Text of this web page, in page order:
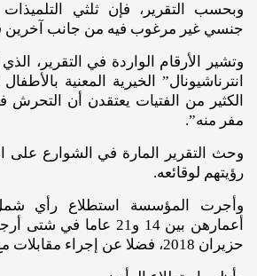
وبحسب التقرير، فإن ثلثي
جنسي غير مرغوب فيه من جانب آخرين
وتشير الأرقام الواردة في التقرير،
انترناشيونال” الخيرية المعنية
الكثير من الفتيات يعتقدن أن
مفر منه”.
وحث التقرير المارة في الشوارع
رؤيتهم لوقائعه.
وأجرت المؤسسة استطلاع رأي
أعمارهن بين 14 و21 عاما
حزيران 2018، فضلا عن إجراء مقابلات مع فتيات وأكاديميات.